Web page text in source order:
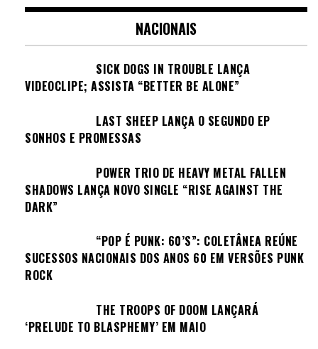
NACIONAIS
SICK DOGS IN TROUBLE LANÇA
VIDEOCLIPE; ASSISTA “BETTER BE ALONE”
LAST SHEEP LANÇA O SEGUNDO EP
SONHOS E PROMESSAS
POWER TRIO DE HEAVY METAL FALLEN
SHADOWS LANÇA NOVO SINGLE “RISE AGAINST THE
DARK”
“POP É PUNK: 60’S”: COLETÂNEA REÚNE
SUCESSOS NACIONAIS DOS ANOS 60 EM VERSÕES PUNK
ROCK
THE TROOPS OF DOOM LANÇARÁ
‘PRELUDE TO BLASPHEMY’ EM MAIO